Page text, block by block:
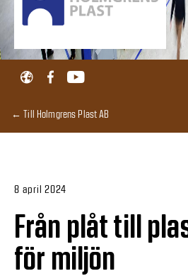
← Till Holmgrens Plast AB
8 april 2024
Från plåt till
för miljön